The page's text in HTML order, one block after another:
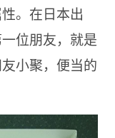
。在日本出
位朋友，就是
小聚，便当的